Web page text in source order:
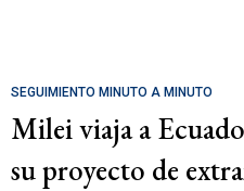
SEGUIMIENTO MINUTO A MINUTO
Milei viaja a
su proyecto de